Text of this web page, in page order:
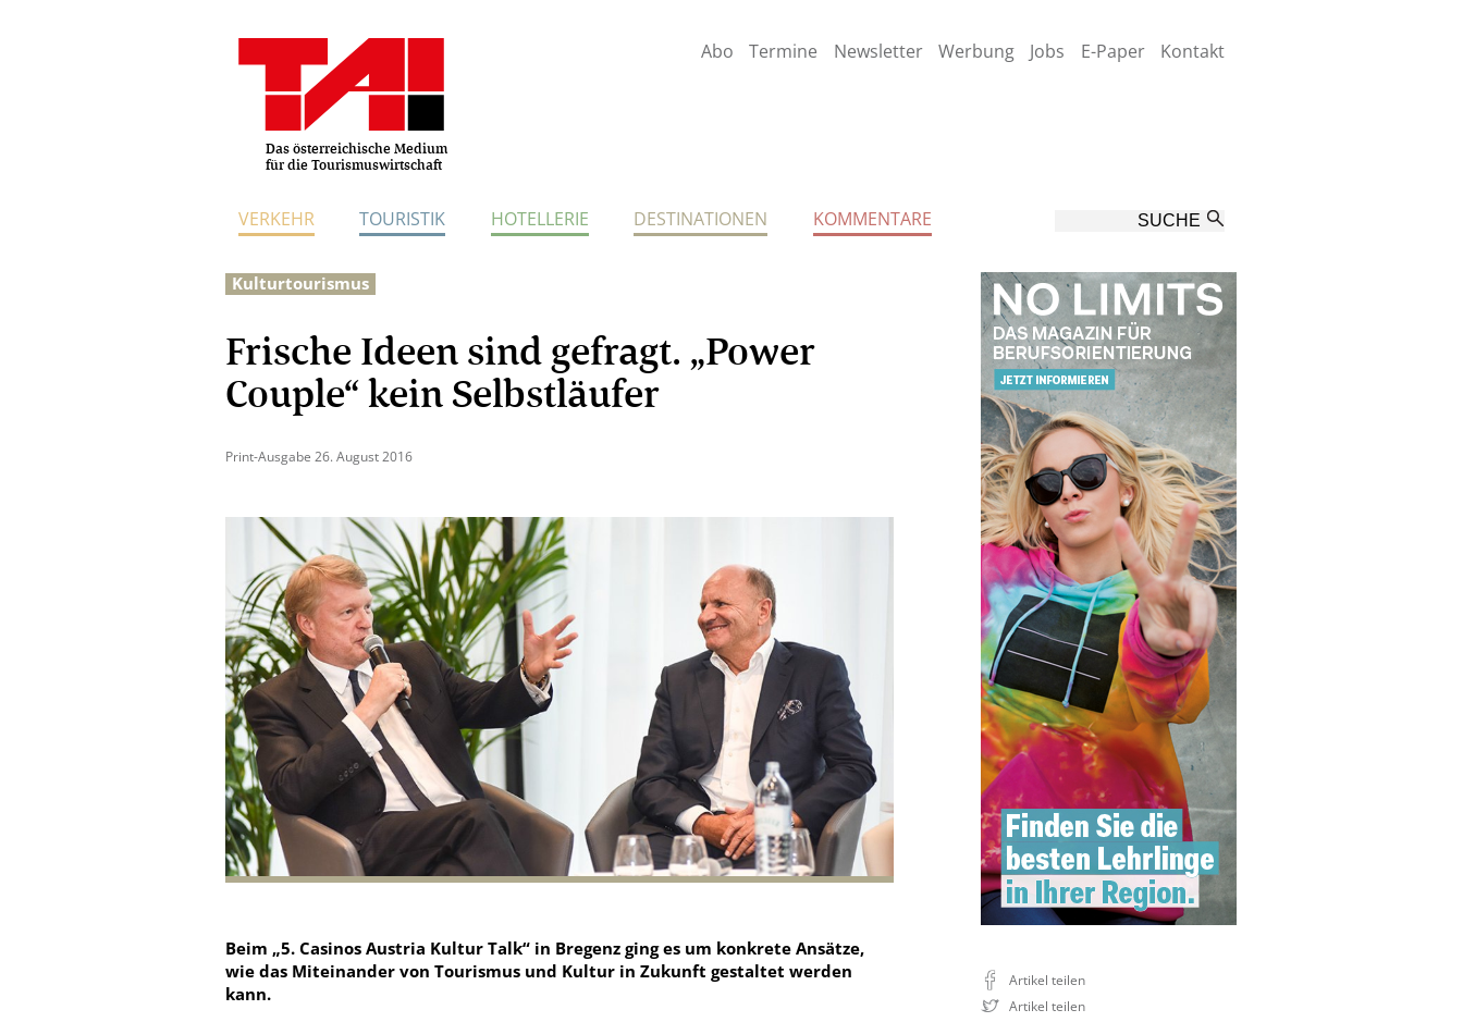
Das österreichische Medium
für die Tourismuswirtschaft
Abo Termine Newsletter Werbung Jobs E-Paper Kontakt
VERKEHR TOURISTIK HOTELLERIE DESTINATIONEN KOMMENTARE
Kulturtourismus
Frische Ideen sind gefragt. „Power
Couple“ kein Selbstläufer
Print-Ausgabe 26. August 2016
Beim „5. Casinos Austria Kultur Talk“ in Bregenz ging es um konkrete Ansätze,
wie das Miteinander von Tourismus und Kultur in Zukunft gestaltet werden
kann.
Artikel teilen
Artikel teilen